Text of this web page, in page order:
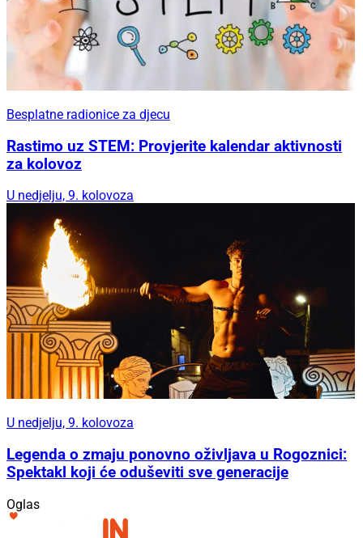
Besplatne radionice za djecu
Rastimo uz STEM: Provjerite kalendar aktivnosti
za kolovoz
U nedjelju, 9. kolovoza
U nedjelju, 9. kolovoza
Legenda o zmaju ponovno oživljava u Rogoznici:
Spektakl koji će oduševiti sve generacije
Oglas